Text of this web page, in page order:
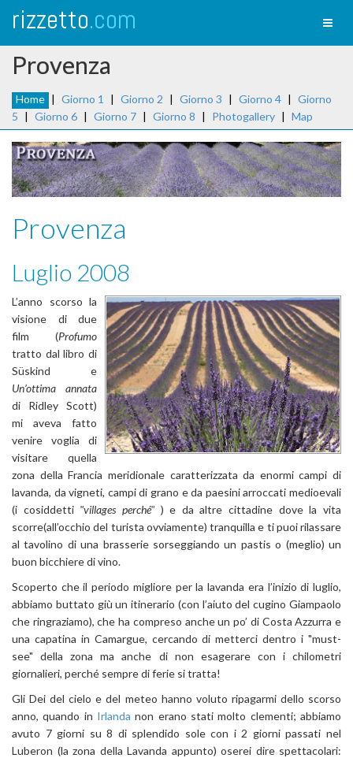
rizzetto.com
Provenza
Home | Giorno 1 | Giorno 2 | Giorno 3 | Giorno 4 | Giorno
5 | Giorno 6 | Giorno 7 | Giorno 8 | Photogallery | Map
Provenza
Luglio 2008
L’anno scorso la
visione di due
film (Profumo
tratto dal libro di
Süskind e
Un’ottima annata
di Ridley Scott)
mi aveva fatto
venire voglia di
visitare quella
zona della Francia meridionale caratterizzata da enormi campi di
lavanda, da vigneti, campi di grano e da paesini arroccati medioevali
(i cosiddetti "villages perché") e da altre cittadine dove la vita
scorre(all’occhio del turista ovviamente) tranquilla e ti puoi rilassare
al tavolino di una brasserie sorseggiando un pastis o (meglio) un
buon bicchiere di vino.
Scoperto che il periodo migliore per la lavanda era l’inizio di luglio,
abbiamo buttato giù un itinerario (con l’aiuto del cugino Giampaolo
che ringraziamo), che ha compreso anche un po’ di Costa Azzurra e
una capatina in Camargue, cercando di metterci dentro i "must-
see" della zona ma anche di non esagerare con i chilometri
giornalieri, perché sempre di ferie si tratta!
Gli Dei del cielo e del meteo hanno voluto ripagarmi dello scorso
anno, quando in Irlanda non erano stati molto clementi; abbiamo
avuto 7 giorni su 8 di splendido sole con i 2 giorni passati nel
Luberon (la zona della Lavanda appunto) oserei dire spettacolari: